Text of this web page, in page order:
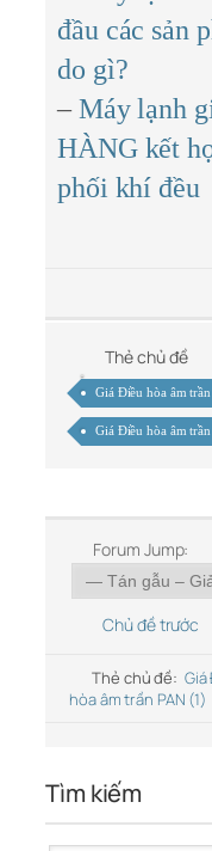
đầu các sản
do gì?
–Máy lạnh
HÀNG kết
phối khí đều
Thẻ chủ đề
Giá Điều hòa âm
Giá Điều hòa âm
Forum Jump:
Chủ đề trước
Thẻ chủ đề: Giá
hòa âm trần PAN (1)
Tìm kiếm